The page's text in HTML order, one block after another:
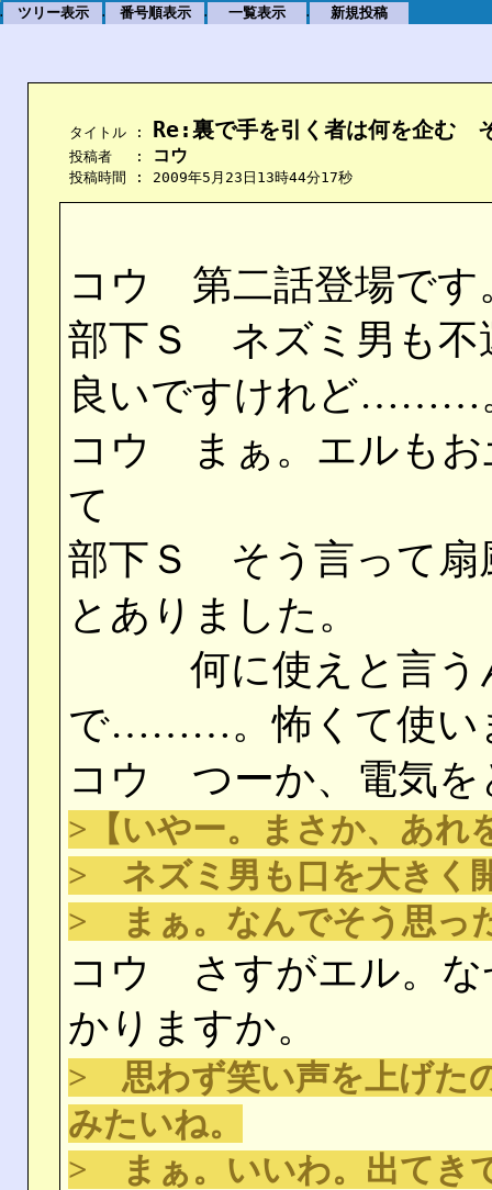
. ツリー表示 . 番号順表示 . 一覧表示 . 新規投稿
    タイトル :
Re:裏で手を引く者は何を企む　
    投稿者　 :
コウ
    投稿時間 : 2009年5月23日13時44分17秒
コウ 第二話登場です
部下Ｓ ネズミ男も不
良いですけれど………
コウ まぁ。エルもお
て
部下Ｓ そう言って扇
とありました。
何に使えと言うん
で………。怖くて使い
コウ つーか、電気を
>【いやー。まさか、あれ
> ネズミ男も口を大きく
> まぁ。なんでそう思っ
コウ さすがエル。な
かりますか。
> 思わず笑い声を上げた
みたいね。
> まぁ。いいわ。出てき